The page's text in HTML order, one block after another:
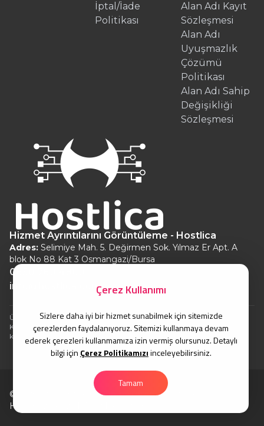
İptal/İade
Politikası
Alan Adı Kayıt
Sözleşmesi
Alan Adı
Uyuşmazlık
Çözümü
Politikası
Alan Adı Sahip
Değişikliği
Sözleşmesi
Hizmet Ayrıntılarını Görüntüleme - Hostlica
Adres: Selimiye Mah. 5. Değirmen Sok. Yılmaz Er Apt. A
blok No 88 Kat 3 Osmangazi/Bursa
0850 780 4800
info@hostlica.com
Ürünlerin TL fiyatları güncel kur üzerinden hesaplanır.
Kur işlemleri nedeniyle oluşabilecek fiyat farklılıkları için sorumluluk
kabul edilmez.
© Hizmet Ayrıntılarını Görüntüleme - Hostlica
Hakkımızda
Çerez Kullanımı
Sizlere daha iyi bir hizmet sunabilmek için sitemizde
çerezlerden faydalanıyoruz. Sitemizi kullanmaya devam
ederek çerezleri kullanmamıza izin vermiş olursunuz. Detaylı
bilgi için Çerez Politikamızıinceleyebilirsiniz.
Tamam